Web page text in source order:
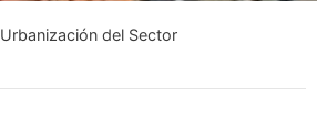
Urbanización del Sector